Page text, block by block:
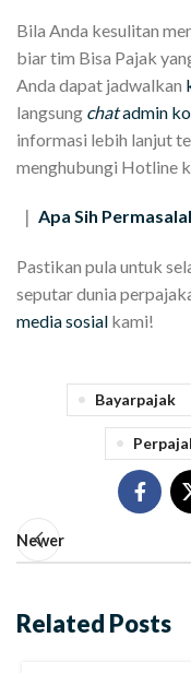
Bila Anda kesulitan
biar tim Bisa Pajak
Anda dapat jadwalkan
langsung chatadmin
informasi lebih lanjut
menghubungi Hotline
| Apa Sih
Pastikan pula untuk
seputar dunia
media sosial kami!
Bayarpajak
Newer
Related Posts